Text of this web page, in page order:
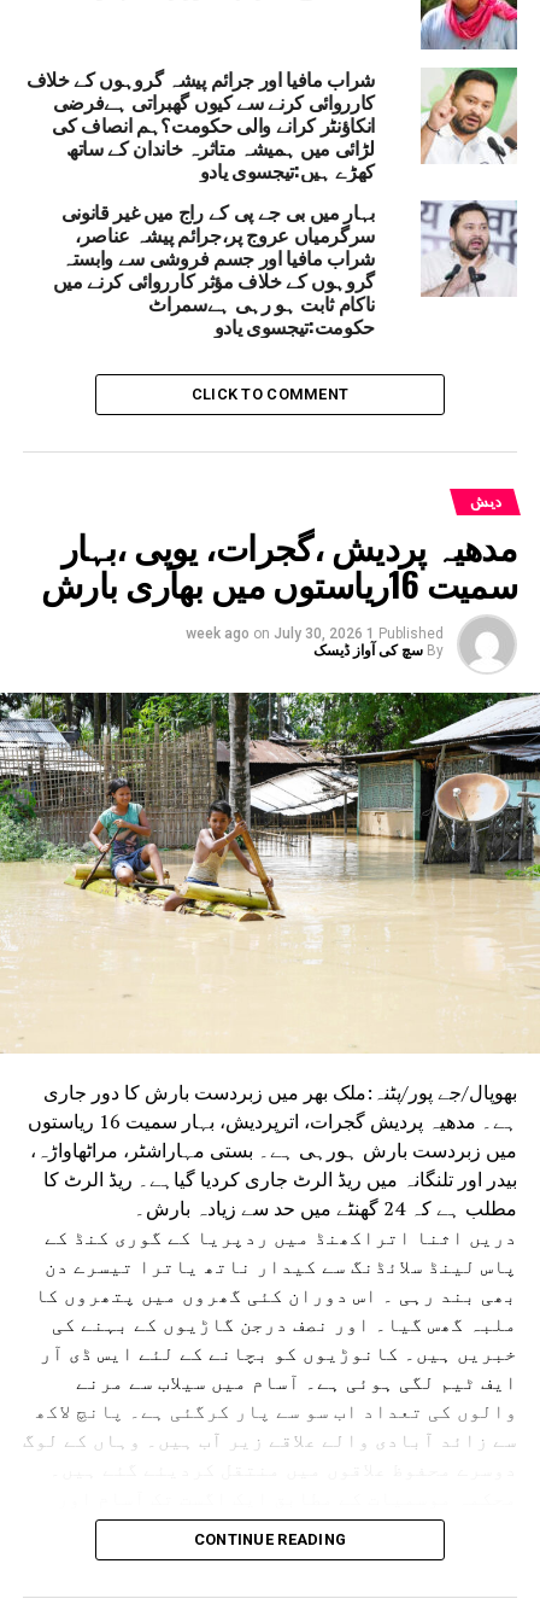
شراب مافیا اور جرائم پیشہ گروہوں کے خلاف
کارروائی کرنے سے کیوں گھبراتی ہےفرضی
انکاؤنٹر کرانے والی حکومت؟ہم انصاف کی
لڑائی میں ہمیشہ متاثرہ خاندان کے ساتھ
کھڑے ہیں:تیجسوی یادو
بہار میں بی جے پی کے راج میں غیر قانونی
سرگرمیاں عروج پر،جرائم پیشہ عناصر،
شراب مافیا اور جسم فروشی سے وابستہ
گروہوں کے خلاف مؤثر کارروائی کرنے میں
ناکام ثابت ہو رہی ہےسمراٹ
حکومت:تیجسوی یادو
CLICK TO COMMENT
دیش
مدھیہ پردیش ،گجرات، یوپی ،بہار
سمیت 16ریاستوں میں بھاری بارش
Published
1 week ago
on July 30, 2026
By سچ کی آواز ڈیسک
بھوپال/جے پور/پٹنہ:ملک بھر میں زبردست بارش کا دور جاری
ہے۔ مدھیہ پردیش گجرات، اترپردیش، بہار سمیت 16 ریاستوں
میں زبردست بارش ہورہی ہے۔ بستی مہاراشٹر، مراٹھاواڑہ،
بیدر اور تلنگانہ میں ریڈ الرٹ جاری کردیا گیاہے۔ ریڈ الرٹ کا
مطلب ہے کہ 24 گھنٹے میں حد سے زیادہ بارش۔
دریں اثنا اتراکھنڈ میں ردپریا کے گوری کنڈ کے
پاس لینڈ سلائڈنگ سے کیدار ناتھ یاترا تیسرے دن
بھی بند رہی ۔ اس دوران کئی گھروں میں پتھروں کا
ملبہ گھس گیا۔ اور نصف درجن گاڑیوں کے بہنے کی
خبریں ہیں۔ کانوڑیوں کو بچانے کے لئے ایس ڈی آر
ایف ٹیم لگی ہوئی ہے۔ آسام میں سیلاب سے مرنے
والوں کی تعداد اب سو سے پار کرگئی ہے۔ پانچ لاکھ
سے زائد آبادی والے علاقے زیر آب ہیں۔ وہاں کے لوگ
دوسری ریاستوں میں بھاری بارش اور بجلی گرنے کے
امکانات ہیں۔آسام میں تنسکویا، بھیما جی ،
CONTINUE READING